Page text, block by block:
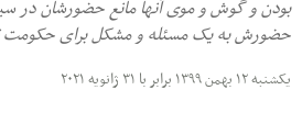
بودن و گوش و موی آنها مانع حضورشان در
حضورش به یک مسئله و مشکل برای حکومت
یکشنبه ۱۲ بهمن ۱۳۹۹ برابر با ۳۱ ژانویه ۲۰۲۱